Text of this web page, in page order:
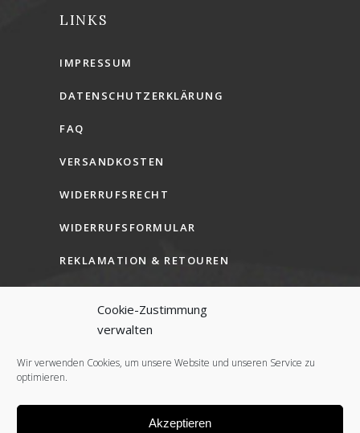
Cookie-Zustimmung
verwalten
Wir verwenden Cookies, um unsere Website und unseren Service zu
optimieren.
Akzeptieren
LINKS
IMPRESSUM
DATENSCHUTZERKLÄRUNG
FAQ
VERSANDKOSTEN
WIDERRUFSRECHT
WIDERRUFSFORMULAR
REKLAMATION & RETOUREN
AGB (B2B)
COOKIE-RICHTLINIE (EU)